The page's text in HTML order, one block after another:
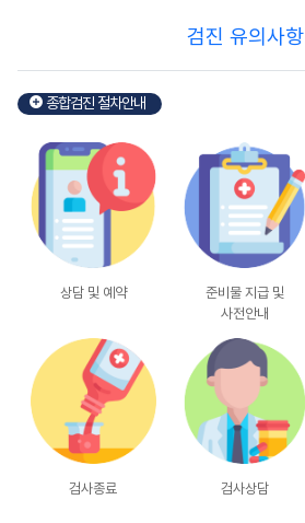
검진 유의사항
종합검진 절차안내
상담 및 예약
준비물 지급 및
사전안내
검사종료 검사상담